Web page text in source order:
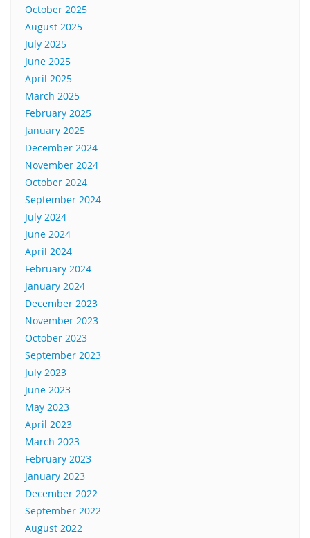
October 2025
August 2025
July 2025
June 2025
April 2025
March 2025
February 2025
January 2025
December 2024
November 2024
October 2024
September 2024
July 2024
June 2024
April 2024
February 2024
January 2024
December 2023
November 2023
October 2023
September 2023
July 2023
June 2023
May 2023
April 2023
March 2023
February 2023
January 2023
December 2022
September 2022
August 2022